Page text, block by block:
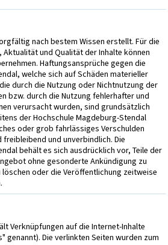
nach bestem Wissen erstellt. Für die
und Qualität der Inhalte können
Haftungsansprüche gegen die
welche sich auf Schäden materieller
durch die Nutzung oder Nichtnutzung der
bzw. durch die Nutzung fehlerhafter und
verursacht wurden, sind grundsätzlich
der Hochschule Magdeburg-Stendal
oder grob fahrlässiges Verschulden
und unverbindlich. Die
behält es sich ausdrücklich vor, Teile der
ohne gesonderte Ankündigung zu
oder die Veröffentlichung zeitweise
Verknüpfungen auf die Internet-Inhalte
genannt). Die verlinkten Seiten wurden zum